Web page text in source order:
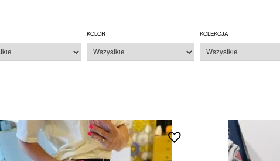
KOLOR KOLEKCJA